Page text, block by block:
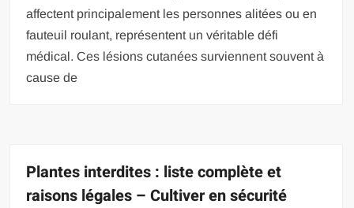
affectent principalement les personnes alitées ou en
fauteuil roulant, représentent un véritable défi
médical. Ces lésions cutanées surviennent souvent à
cause de
Plantes interdites : liste complète et
raisons légales – Cultiver en sécurité